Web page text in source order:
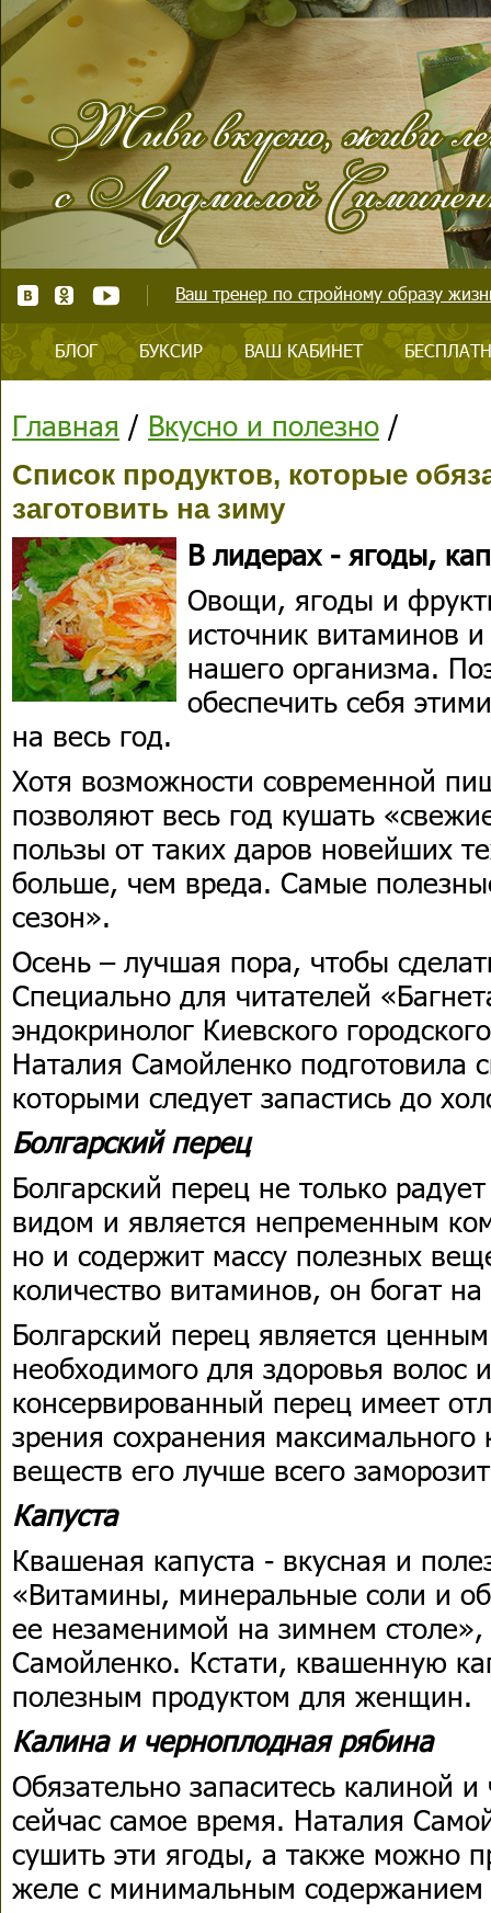
Ваш тренер по стройному образу
БЛОГ БУКСИР ВАШ КАБИНЕТ
Главная / Вкусно и полезно /
Список продуктов, которые
заготовить на зиму
В лидерах - ягоды,
Овощи, ягоды и
источник витаминов
нашего организма.
обеспечить себя
на весь год.
Хотя возможности современной
позволяют весь год кушать
пользы от таких даров новейших
больше, чем вреда. Самые
сезон».
Осень – лучшая пора, чтобы
Специально для читателей
эндокринолог Киевского
Наталия Самойленко подготовила
которыми следует запастись до
Болгарский перец
Болгарский перец не только
видом и является непременным
но и содержит массу полезных
количество витаминов, он богат
Болгарский перец является
необходимого для здоровья волос
консервированный перец имеет
зрения сохранения максимального
веществ его лучше всего
Капуста
Квашеная капуста - вкусная и
«Витамины, минеральные соли и
ее незаменимой на зимнем столе»,
Самойленко. Кстати, квашенную
полезным продуктом для женщин.
Калина и черноплодная рябина
Обязательно запаситесь калиной
сейчас самое время. Наталия
сушить эти ягоды, а также можно
желе с минимальным содержанием